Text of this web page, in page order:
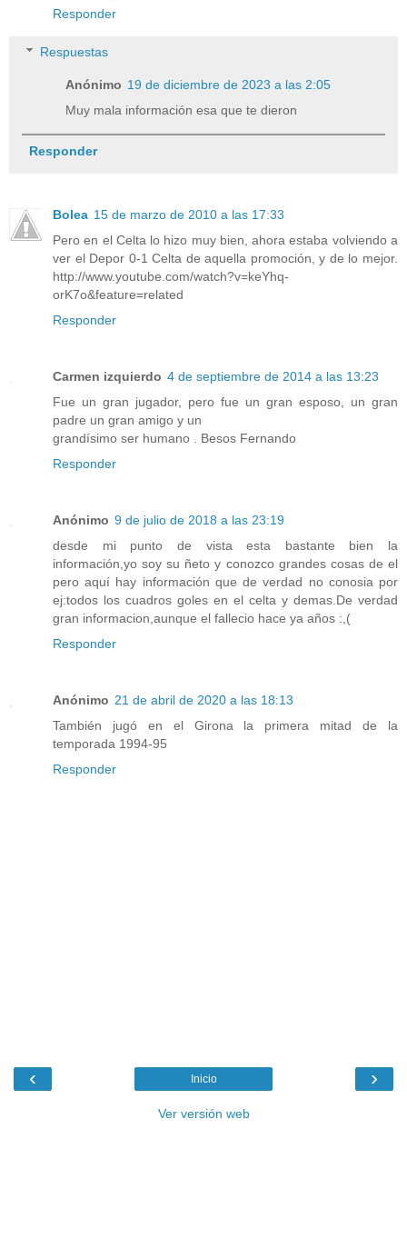
Responder
Respuestas
Anónimo 19 de diciembre de 2023 a las 2:05
Muy mala información esa que te dieron
Responder
Bolea 15 de marzo de 2010 a las 17:33
Pero en el Celta lo hizo muy bien, ahora estaba volviendo a
ver el Depor 0-1 Celta de aquella promoción, y de lo mejor.
http://www.youtube.com/watch?v=keYhq-
orK7o&feature=related
Responder
Carmen izquierdo 4 de septiembre de 2014 a las 13:23
Fue un gran jugador, pero fue un gran esposo, un gran
padre un gran amigo y un
grandísimo ser humano . Besos Fernando
Responder
Anónimo 9 de julio de 2018 a las 23:19
desde mi punto de vista esta bastante bien la
información,yo soy su ñeto y conozco grandes cosas de el
pero aquí hay información que de verdad no conosia por
ej:todos los cuadros goles en el celta y demas.De verdad
gran informacion,aunque el fallecio hace ya años :,(
Responder
Anónimo 21 de abril de 2020 a las 18:13
También jugó en el Girona la primera mitad de la
temporada 1994-95
Responder
‹ ›
Inicio
Ver versión web